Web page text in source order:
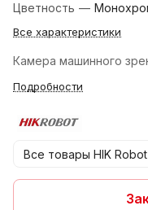
Цветность —
Все характеристики
Камера машинного
Подробности
Все товары HIK Robot